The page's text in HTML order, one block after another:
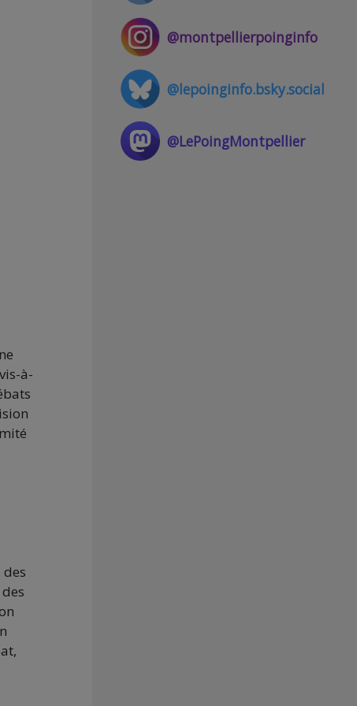
à-
@montpellierpoinginfo
@lepoinginfo.bsky.social
@LePoingMontpellier